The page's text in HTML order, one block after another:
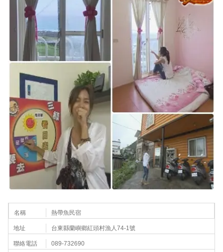
名稱 熱帶魚民宿
地址 台東縣蘭嶼鄉紅頭村漁人74-1號
聯絡電話 089-732690